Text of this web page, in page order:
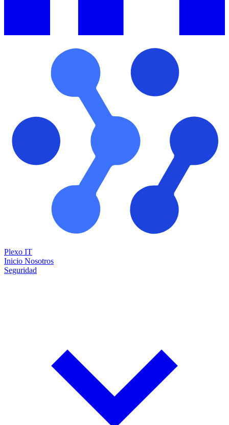
Plexo IT
Inicio Nosotros
Seguridad